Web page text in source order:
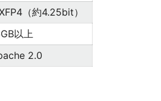
（約4.25bit）
以上
2.0